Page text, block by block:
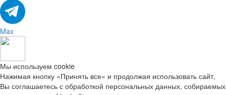
Max
Мы используем cookie
Нажимая кнопку «Принять все» и продолжая использовать сайт,
Вы соглашаетесь с обработкой персональных данных, собираемых